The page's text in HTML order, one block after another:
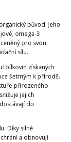
původ. Jeho
omega-3
pro svou
sílu.
bílkovin získaných
šetrným k přírodě.
přirozeného
jejich
do
Díky silné
a obnovují